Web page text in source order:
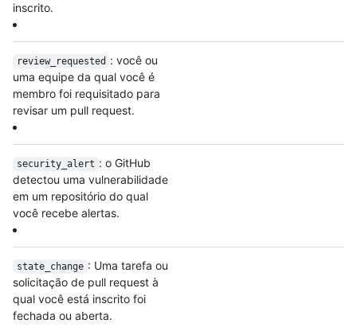
inscrito.
review_requested : você ou
uma equipe da qual você é
membro foi requisitado para
revisar um pull request.
security_alert : o GitHub
detectou uma vulnerabilidade
em um repositório do qual
você recebe alertas.
state_change : Uma tarefa ou
solicitação de pull request à
qual você está inscrito foi
fechada ou aberta.